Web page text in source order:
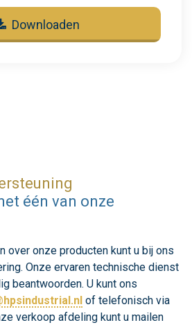
Downloaden
één van onze
over onze producten kunt u bij ons
Onze ervaren technische dienst
beantwoorden. U kunt ons
of telefonisch via
verkoop afdeling kunt u mailen